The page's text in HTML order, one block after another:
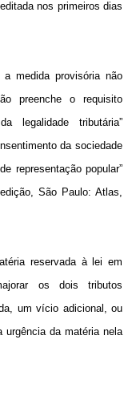
nos primeiros dias
medida provisória não
preenche o requisito
legalidade tributária”
da sociedade
representação popular”
São Paulo: Atlas,
reservada à lei em
os dois tributos
um vício adicional, ou
urgência da matéria nela